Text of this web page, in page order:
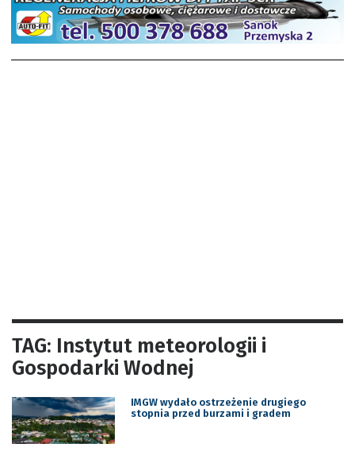
TAG: Instytut meteorologii i
Gospodarki Wodnej
IMGW wydało ostrzeżenie drugiego
stopnia przed burzami i gradem